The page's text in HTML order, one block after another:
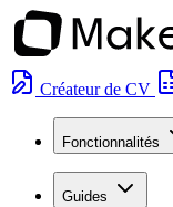
Créateur de CV
Fonctionnalités
Guides